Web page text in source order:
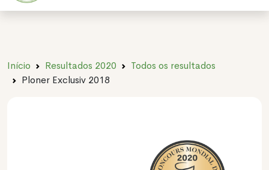
Início Resultados 2020
Todos os resultados
Ploner Exclusiv 2018